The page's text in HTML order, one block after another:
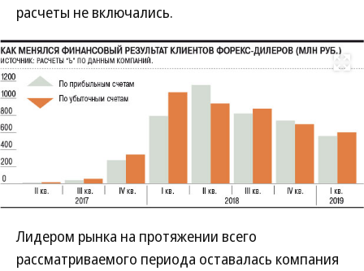
расчеты не включались.
Развернуть
Лидером рынка на протяжении всего
рассматриваемого периода оставалась компания